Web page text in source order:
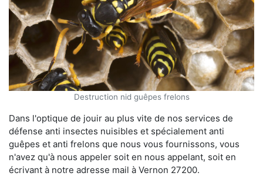
Destruction nid guêpes frelons
Dans l'optique de jouir au plus vite de nos services de
défense anti insectes nuisibles et spécialement anti
guêpes et anti frelons que nous vous fournissons, vous
n'avez qu'à nous appeler soit en nous appelant, soit en
écrivant à notre adresse mail à Vernon 27200.